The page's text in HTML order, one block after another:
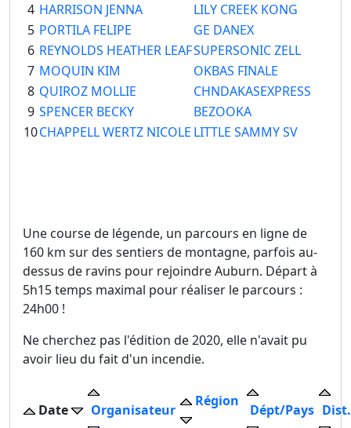
4 HARRISON JENNA
LILY CREEK KONG
5 PORTILA FELIPE
GE DANEX
6 REYNOLDS HEATHER LEAFSUPERSONIC ZELL
7 MOQUIN KIM
OKBAS FINALE
8 QUIROZ MOLLIE
CHNDAKASEXPRESS
9 SPENCER BECKY
BEZOOKA
10CHAPPELL WERTZ NICOLE LITTLE SAMMY SV
Une course de légende, un parcours en ligne de
160 km sur des sentiers de montagne, parfois au-
dessus de ravins pour rejoindre Auburn. Départ à
5h15 temps maximal pour réaliser le parcours :
24h00 !
Ne cherchez pas l'édition de 2020, elle n'avait pu
avoir lieu du fait d'un incendie.
Date Organisateur
Région
Dépt/Pays Dist.